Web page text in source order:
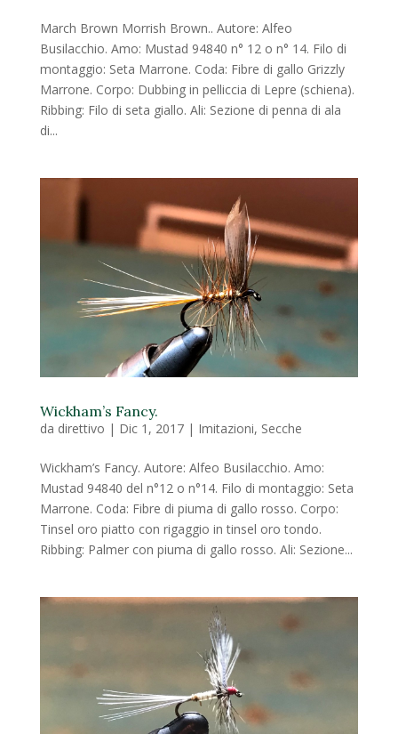
March Brown Morrish Brown.. Autore: Alfeo
Busilacchio. Amo: Mustad 94840 n° 12 o n° 14. Filo di
montaggio: Seta Marrone. Coda: Fibre di gallo Grizzly
Marrone. Corpo: Dubbing in pelliccia di Lepre (schiena).
Ribbing: Filo di seta giallo. Ali: Sezione di penna di ala
di...
Wickham’s Fancy.
da direttivo | Dic 1, 2017| Imitazioni, Secche
Wickham’s Fancy. Autore: Alfeo Busilacchio. Amo:
Mustad 94840 del n°12 o n°14. Filo di montaggio: Seta
Marrone. Coda: Fibre di piuma di gallo rosso. Corpo:
Tinsel oro piatto con rigaggio in tinsel oro tondo.
Ribbing: Palmer con piuma di gallo rosso. Ali: Sezione...